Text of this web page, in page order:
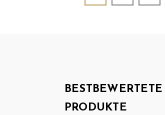
BESTBEWERTETE
PRODUKTE